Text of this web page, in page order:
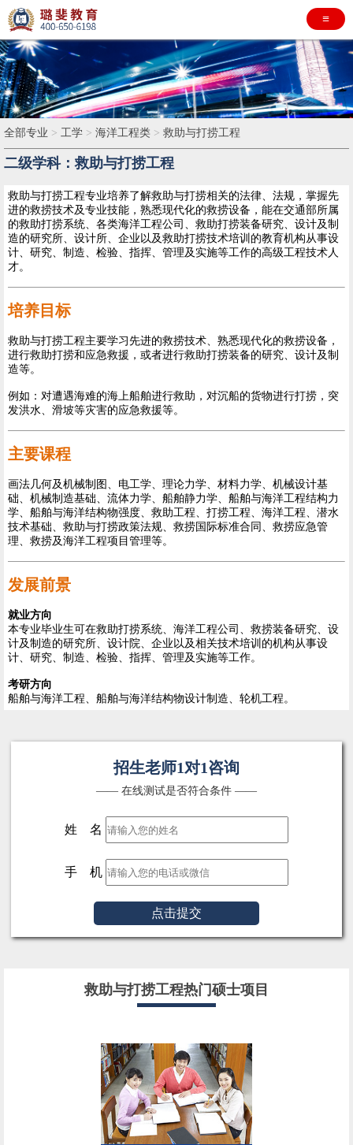
≡
全部专业 > 工学 > 海洋工程类 > 救助与打捞工程
二级学科：救助与打捞工程
救助与打捞工程专业培养了解救助与打捞相关的法律、法规，掌握先
进的救捞技术及专业技能，熟悉现代化的救捞设备，能在交通部所属
的救助打捞系统、各类海洋工程公司、救助打捞装备研究、设计及制
造的研究所、设计所、企业以及救助打捞技术培训的教育机构从事设
计、研究、制造、检验、指挥、管理及实施等工作的高级工程技术人
才。
培养目标
救助与打捞工程主要学习先进的救捞技术、熟悉现代化的救捞设备，
进行救助打捞和应急救援，或者进行救助打捞装备的研究、设计及制
造等。
例如：对遭遇海难的海上船舶进行救助，对沉船的货物进行打捞，突
发洪水、滑坡等灾害的应急救援等。
主要课程
画法几何及机械制图、电工学、理论力学、材料力学、机械设计基
础、机械制造基础、流体力学、船舶静力学、船舶与海洋工程结构力
学、船舶与海洋结构物强度、救助工程、打捞工程、海洋工程、潜水
技术基础、救助与打捞政策法规、救捞国际标准合同、救捞应急管
理、救捞及海洋工程项目管理等。
发展前景
就业方向
本专业毕业生可在救助打捞系统、海洋工程公司、救捞装备研究、设
计及制造的研究所、设计院、企业以及相关技术培训的机构从事设
计、研究、制造、检验、指挥、管理及实施等工作。
考研方向
船舶与海洋工程、船舶与海洋结构物设计制造、轮机工程。
招生老师1对1咨询
—— 在线测试是否符合条件 ——
姓 名
手 机
点击提交
救助与打捞工程热门硕士项目